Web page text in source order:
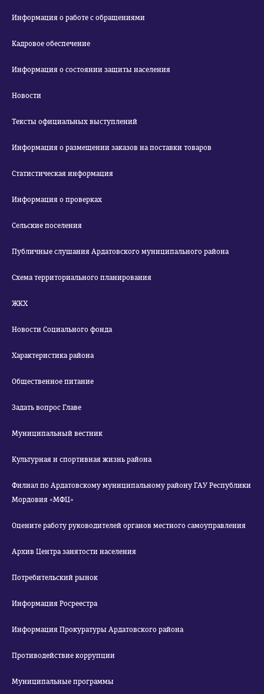
Информация о работе с обращениями
Кадровое обеспечение
Информация о состоянии защиты населения
Новости
Тексты официальных выступлений
Информация о размещении заказов на поставки товаров
Статистическая информация
Информация о проверках
Сельские поселения
Публичные слушания Ардатовского муниципального района
Схема территориального планирования
ЖКХ
Новости Социального фонда
Характеристика района
Общественное питание
Задать вопрос Главе
Муниципальный вестник
Культурная и спортивная жизнь района
Филиал по Ардатовскому муниципальному району ГАУ Республики
Мордовия «МФЦ»
Оцените работу руководителей органов местного самоуправления
Архив Центра занятости населения
Потребительский рынок
Информация Росреестра
Информация Прокуратуры Ардатовского района
Противодействие коррупции
Муниципальные программы